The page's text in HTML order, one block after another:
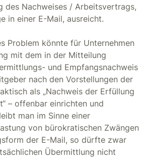
des Nachweises / Arbeitsvertrags,
in einer E-Mail, ausreicht.
Problem könnte für Unternehmen
mit dem in der Mitteilung
und Empfangsnachweis
nach den Vorstellungen der
als „Nachweis der Erfüllung
– offenbar einrichten und
man im Sinne einer
von bürokratischen Zwängen
der E-Mail, so dürfte zwar
Übermittlung nicht